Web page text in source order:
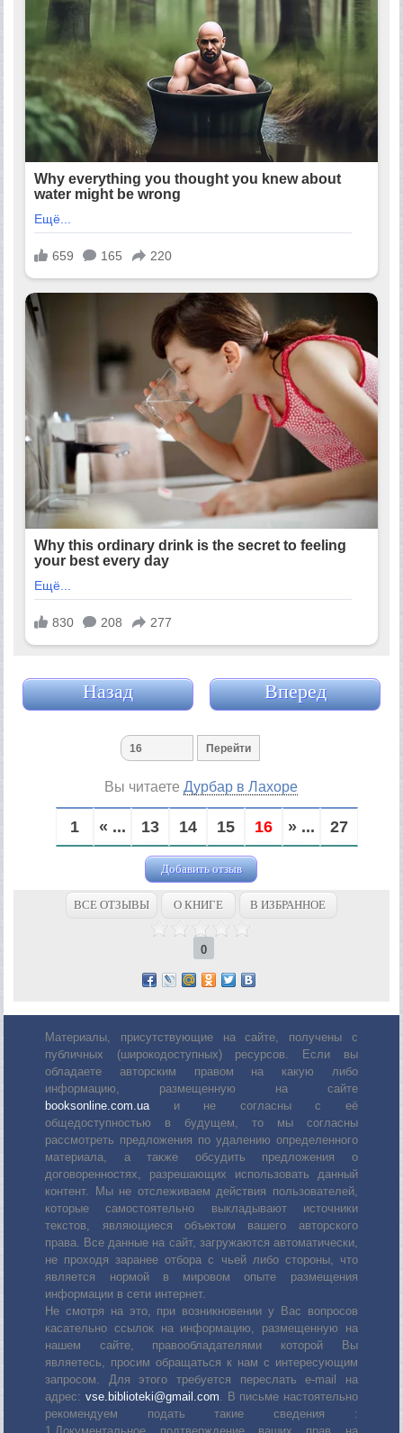
Назад Вперед
Вы читаетеДурбар в Лахоре
1 « ... 13 14 15 16 » ... 27
Добавить отзыв
ВСЕ ОТЗЫВЫ О КНИГЕ В ИЗБРАННОЕ
0
Материалы, присутствующие на сайте, получены с
публичных (широкодоступных) ресурсов. Если вы
обладаете авторским правом на какую либо
информацию, размещенную на сайте
booksonline.com.uaи не согласны с её
общедоступностью в будущем, то мы согласны
рассмотреть предложения по удалению определенного
материала, а также обсудить предложения о
договоренностях, разрешающих использовать данный
контент. Мы не отслеживаем действия пользователей,
которые самостоятельно выкладывают источники
текстов, являющиеся объектом вашего авторского
права. Все данные на сайт, загружаются автоматически,
не проходя заранее отбора с чьей либо стороны, что
является нормой в мировом опыте размещения
информации в сети интернет.
Не смотря на это, при возникновении у Вас вопросов
касательно ссылок на информацию, размещенную на
нашем сайте, правообладателями которой Вы
являетесь, просим обращаться к нам с интересующим
запросом. Для этого требуется переслать е-mail на
адрес: vse.biblioteki@gmail.com. В письме настоятельно
рекомендуем подать такие сведения :